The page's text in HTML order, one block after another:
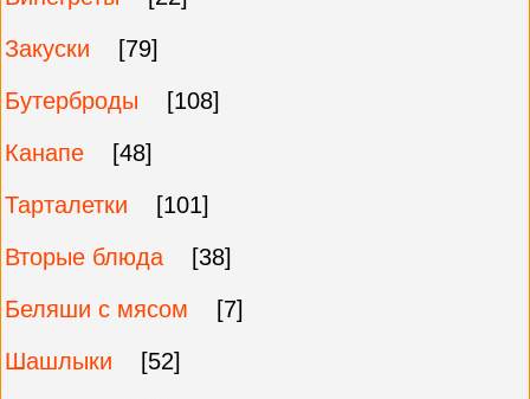
Закуски
[79]
Бутерброды
[108]
Канапе
[48]
Тарталетки
[101]
Вторые блюда
[38]
Беляши с мясом
[7]
Шашлыки
[52]